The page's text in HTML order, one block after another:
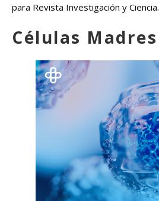
para Revista Investigación y Ciencia.
Células Madres